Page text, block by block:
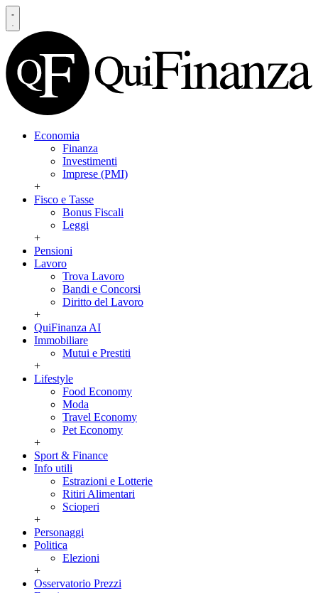
Economia
Finanza
Investimenti
Imprese (PMI)
+
Fisco e Tasse
Bonus Fiscali
Leggi
+
Pensioni
Lavoro
Trova Lavoro
Bandi e Concorsi
Diritto del Lavoro
+
QuiFinanza AI
Immobiliare
Mutui e Prestiti
+
Lifestyle
Food Economy
Moda
Travel Economy
Pet Economy
+
Sport & Finance
Info utili
Estrazioni e Lotterie
Ritiri Alimentari
Scioperi
+
Personaggi
Politica
Elezioni
+
Osservatorio Prezzi